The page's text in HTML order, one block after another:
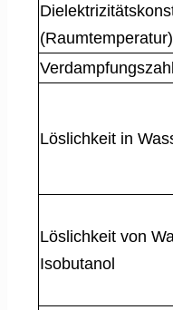
(Raumtemperatur)
Löslichkeit in
Löslichkeit von
Isobutanol